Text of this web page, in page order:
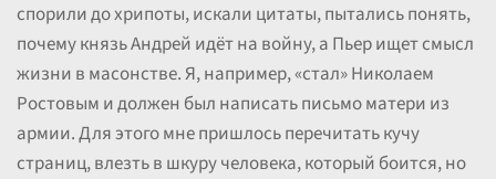
спорили до хрипоты, искали цитаты, пытались понять,
почему князь Андрей идёт на войну, а Пьер ищет смысл
жизни в масонстве. Я, например, «стал» Николаем
Ростовым и должен был написать письмо матери из
армии. Для этого мне пришлось перечитать кучу
страниц, влезть в шкуру человека, который боится, но